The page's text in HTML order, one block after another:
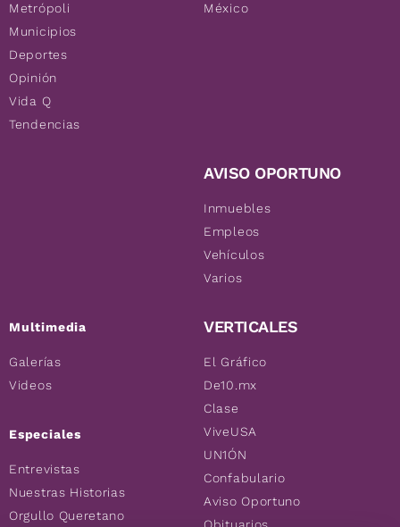
Metrópoli
Municipios
Deportes
Opinión
Vida Q
Tendencias
Multimedia
Galerías
Videos
Especiales
Entrevistas
Nuestras Historias
Orgullo Queretano
México
AVISO OPORTUNO
Inmuebles
Empleos
Vehículos
Varios
VERTICALES
El Gráfico
De10.mx
Clase
ViveUSA
UN1ÓN
Confabulario
Aviso Oportuno